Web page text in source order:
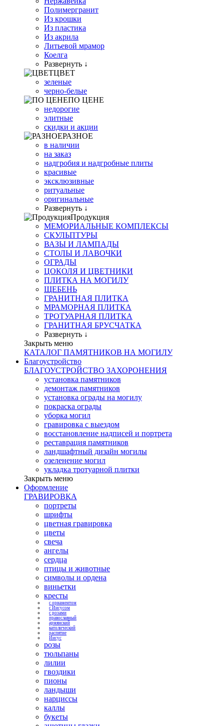
Полимергранит
Из крошки
Из пластика
Из акрила
Литьевой мрамор
Коелга
Развернуть ↓
ЦВЕТ
зеленые
черно-белые
ПО ЦЕНЕ
недорогие
элитные
скидки и акции
РАЗНОЕ
в наличии
на заказ
надгробия и надгробные плиты
красивые
эксклюзивные
ритуальные
оригинальные
Развернуть ↓
Продукция
МЕМОРИАЛЬНЫЕ КОМПЛЕКСЫ
СКУЛЬПТУРЫ
ВАЗЫ И ЛАМПАДЫ
СТОЛЫ И ЛАВОЧКИ
ОГРАДЫ
ЦОКОЛЯ И ЦВЕТНИКИ
ПЛИТКА НА МОГИЛУ
ЩЕБЕНЬ
ГРАНИТНАЯ ПЛИТКА
МРАМОРНАЯ ПЛИТКА
ТРОТУАРНАЯ ПЛИТКА
ГРАНИТНАЯ БРУСЧАТКА
Развернуть ↓
Закрыть меню
КАТАЛОГ ПАМЯТНИКОВ НА МОГИЛУ
Благоустройство
БЛАГОУСТРОЙСТВО ЗАХОРОНЕНИЯ
установка памятников
демонтаж памятников
установка ограды на могилу
покраска ограды
уборка могил
гравировка с выездом
восстановление надписей и портрета
реставрация памятников
ландшафтный дизайн могилы
озеленение могил
укладка тротуарной плитки
Закрыть меню
Оформление
ГРАВИРОВКА
портреты
шрифты
цветная гравировка
цветы
свеча
ангелы
сердца
птицы и животные
символы и ордена
виньетки
кресты
с орнаментом
с Иисусом
с розами
православный
армянский
католический
распятие
Иисус
розы
тюльпаны
лилии
гвоздики
пионы
ландыши
нарциссы
каллы
букеты